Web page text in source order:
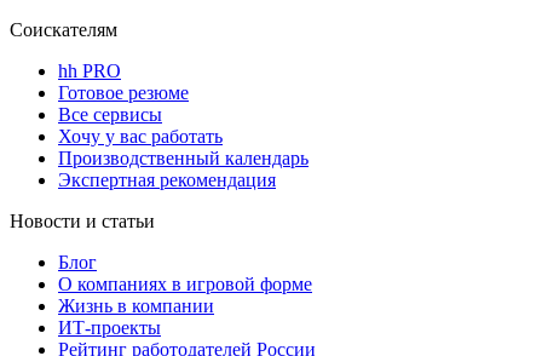
Соискателям
hh PRO
Готовое резюме
Все сервисы
Хочу у вас работать
Производственный календарь
Экспертная рекомендация
Новости и статьи
Блог
О компаниях в игровой форме
Жизнь в компании
ИТ-проекты
Рейтинг работодателей России